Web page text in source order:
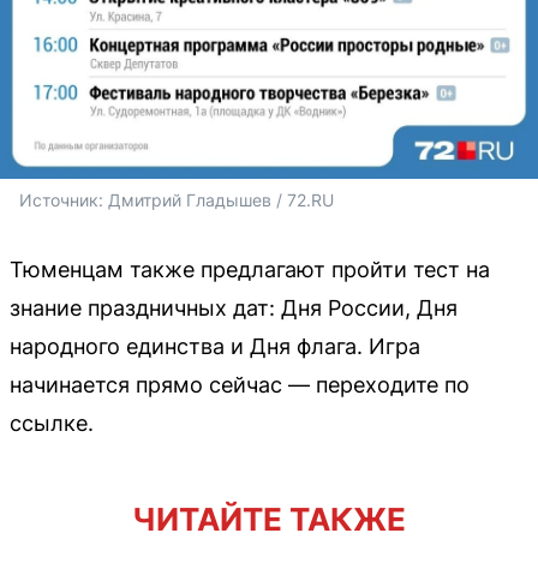
Источник: Дмитрий Гладышев / 72.RU
Тюменцам также предлагают пройти тест на
знание праздничных дат: Дня России, Дня
народного единства и Дня флага. Игра
начинается прямо сейчас — переходите по
ссылке.
ЧИТАЙТЕ ТАКЖЕ